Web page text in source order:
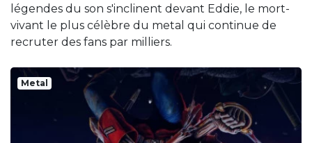
légendes du son s'inclinent devant Eddie, le mort-
vivant le plus célèbre du metal qui continue de
recruter des fans par milliers.
Metal